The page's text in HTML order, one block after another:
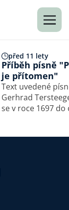
před 11 lety
Příběh písně
je přítomen"
Text uvedené
Gerhrad
se v roce 1697 do